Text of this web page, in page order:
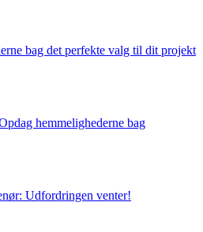
bag det perfekte valg til dit projekt
hemmelighederne bag
Udfordringen venter!